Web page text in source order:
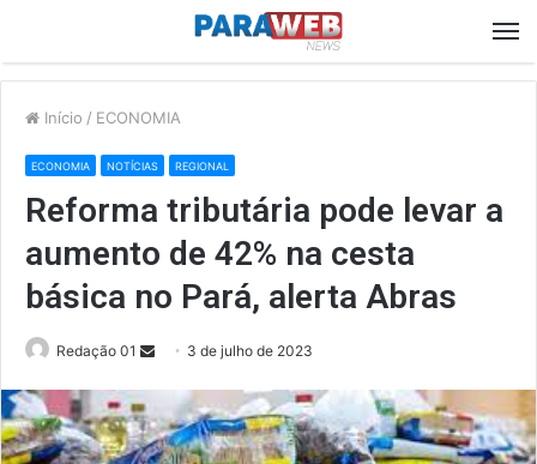
Início / ECONOMIA
ECONOMIA NOTÍCIAS REGIONAL
Reforma tributária pode levar a
aumento de 42% na cesta
básica no Pará, alerta Abras
Redação 01
Send
email
3 de julho de 2023